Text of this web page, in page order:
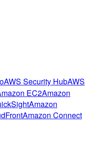
AWS Security HubAWS
EC2Amazon
Amazon
Amazon Connect